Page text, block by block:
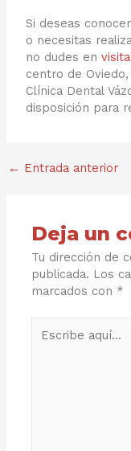
Si deseas
o necesitas
no dudes en
centro de Oviedo,
Clínica Dental
disposición para
← Entrada anterior
Deja un
Tu dirección de
publicada. Los
marcados con *
aquí...